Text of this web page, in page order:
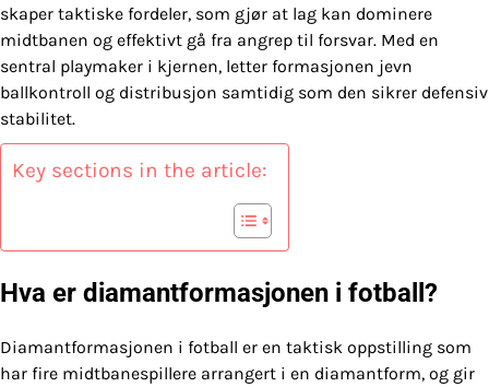
skaper taktiske fordeler, som gjør at lag kan dominere
midtbanen og effektivt gå fra angrep til forsvar. Med en
sentral playmaker i kjernen, letter formasjonen jevn
ballkontroll og distribusjon samtidig som den sikrer defensiv
stabilitet.
Key sections in the article:
Hva er diamantformasjonen i fotball?
Diamantformasjonen i fotball er en taktisk oppstilling som
har fire midtbanespillere arrangert i en diamantform, og gir